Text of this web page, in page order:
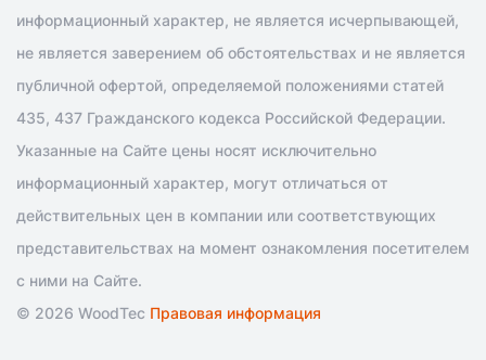
информационный характер, не является исчерпывающей,
не является заверением об обстоятельствах и не является
публичной офертой, определяемой положениями статей
435, 437 Гражданского кодекса Российской Федерации.
Указанные на Сайте цены носят исключительно
информационный характер, могут отличаться от
действительных цен в компании или соответствующих
представительствах на момент ознакомления посетителем
с ними на Сайте.
© 2026 WoodTec Правовая информация